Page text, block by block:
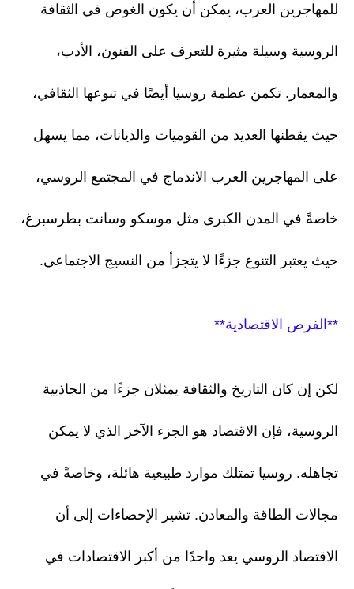
للمهاجرين العرب، يمكن أن يكون الغوص في الثقافة
الروسية وسيلة مثيرة للتعرف على الفنون، الأدب،
والمعمار. تكمن عظمة روسيا أيضًا في تنوعها الثقافي،
حيث يقطنها العديد من القوميات والديانات، مما يسهل
على المهاجرين العرب الاندماج في المجتمع الروسي،
خاصةً في المدن الكبرى مثل موسكو وسانت بطرسبرغ،
حيث يعتبر التنوع جزءًا لا يتجزأ من النسيج الاجتماعي.
**الفرص الاقتصادية**
لكن إن كان التاريخ والثقافة يمثلان جزءًا من الجاذبية
الروسية، فإن الاقتصاد هو الجزء الآخر الذي لا يمكن
تجاهله. روسيا تمتلك موارد طبيعية هائلة، وخاصةً في
مجالات الطاقة والمعادن. تشير الإحصاءات إلى أن
الاقتصاد الروسي يعد واحدًا من أكبر الاقتصادات في